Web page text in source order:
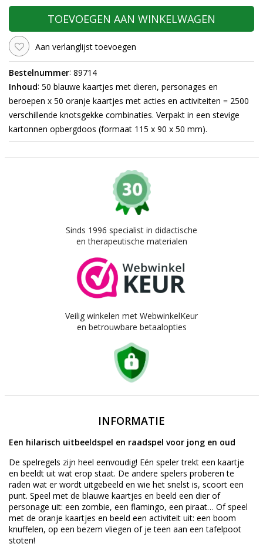
TOEVOEGEN AAN WINKELWAGEN
Aan verlanglijst toevoegen
Bestelnummer: 89714
Inhoud: 50 blauwe kaartjes met dieren, personages en
beroepen x 50 oranje kaartjes met acties en activiteiten = 2500
verschillende knotsgekke combinaties. Verpakt in een stevige
kartonnen opbergdoos (formaat 115 x 90 x 50 mm).
Sinds 1996 specialist in didactische
en therapeutische materialen
Veilig winkelen met WebwinkelKeur
en betrouwbare betaalopties
INFORMATIE
Een hilarisch uitbeeldspel en raadspel voor jong en oud
De spelregels zijn heel eenvoudig! Eén speler trekt een kaartje
en beeldt uit wat erop staat. De andere spelers proberen te
raden wat er wordt uitgebeeld en wie het snelst is, scoort een
punt. Speel met de blauwe kaartjes en beeld een dier of
personage uit: een zombie, een flamingo, een piraat… Of speel
met de oranje kaartjes en beeld een activiteit uit: een boom
knuffelen, op een bezem vliegen of je teen aan een tafelpoot
stoten!